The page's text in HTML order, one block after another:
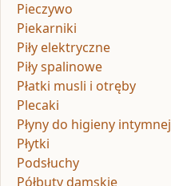
Pieczywo
Piekarniki
Piły elektryczne
Piły spalinowe
Płatki musli i otręby
Plecaki
Płyny do higieny intymnej
Płytki
Podsłuchy
Półbuty damskie